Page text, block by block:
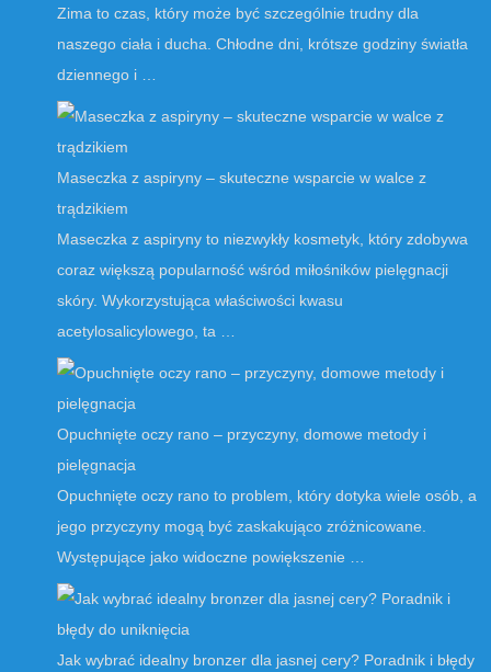
Zima to czas, który może być szczególnie trudny dla
naszego ciała i ducha. Chłodne dni, krótsze godziny światła
dziennego i …
Maseczka z aspiryny – skuteczne wsparcie w walce z
trądzikiem
Maseczka z aspiryny to niezwykły kosmetyk, który zdobywa
coraz większą popularność wśród miłośników pielęgnacji
skóry. Wykorzystująca właściwości kwasu
acetylosalicylowego, ta …
Opuchnięte oczy rano – przyczyny, domowe metody i
pielęgnacja
Opuchnięte oczy rano to problem, który dotyka wiele osób, a
jego przyczyny mogą być zaskakująco zróżnicowane.
Występujące jako widoczne powiększenie …
Jak wybrać idealny bronzer dla jasnej cery? Poradnik i błędy